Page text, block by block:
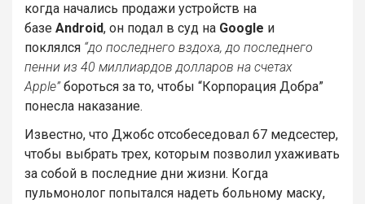
когда начались продажи устройств на
базе Android, он подал в суд на Google и
поклялся “до последнего вздоха, до последнего
пенни из 40 миллиардов долларов на счетах
Apple”бороться за то, чтобы “Корпорация Добра”
понесла наказание.
Известно, что Джобс отсобеседовал 67 медсестер,
чтобы выбрать трех, которым позволил ухаживать
за собой в последние дни жизни. Когда
пульмонолог попытался надеть больному маску,